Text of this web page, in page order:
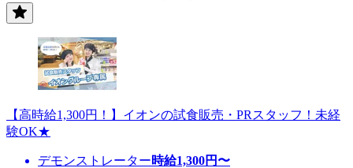
【高時給1,300円！】イオンの試食販売・PRスタッフ！未経
験OK★
デモンストレーター時給1,300円〜